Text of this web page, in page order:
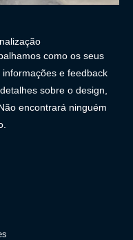
como os seus
e feedback
sobre o design,
encontrará ninguém